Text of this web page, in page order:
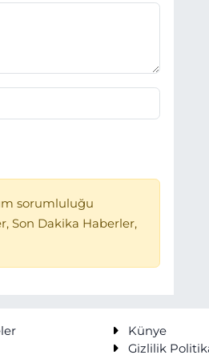
sorumluluğu
Son Dakika Haberler,
Künye
Gizlilik